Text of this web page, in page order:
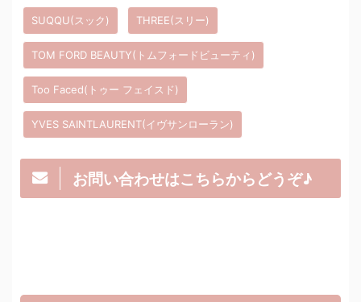
SUQQU(スック) THREE(スリー)
TOM FORD BEAUTY(トムフォードビューティ)
Too Faced(トゥー フェイスド)
YVES SAINTLAURENT(イヴサンローラン)
お問い合わせはこちらからどうぞ♪